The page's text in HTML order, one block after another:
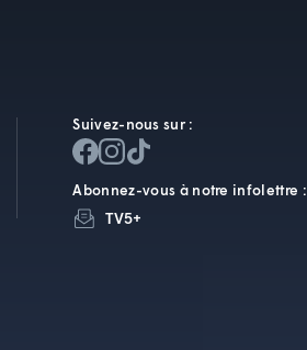
Suivez-nous sur :
Abonnez-vous à notre infolettre :
TV5+